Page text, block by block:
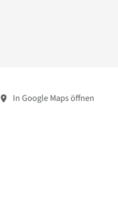
In Google Maps öffnen